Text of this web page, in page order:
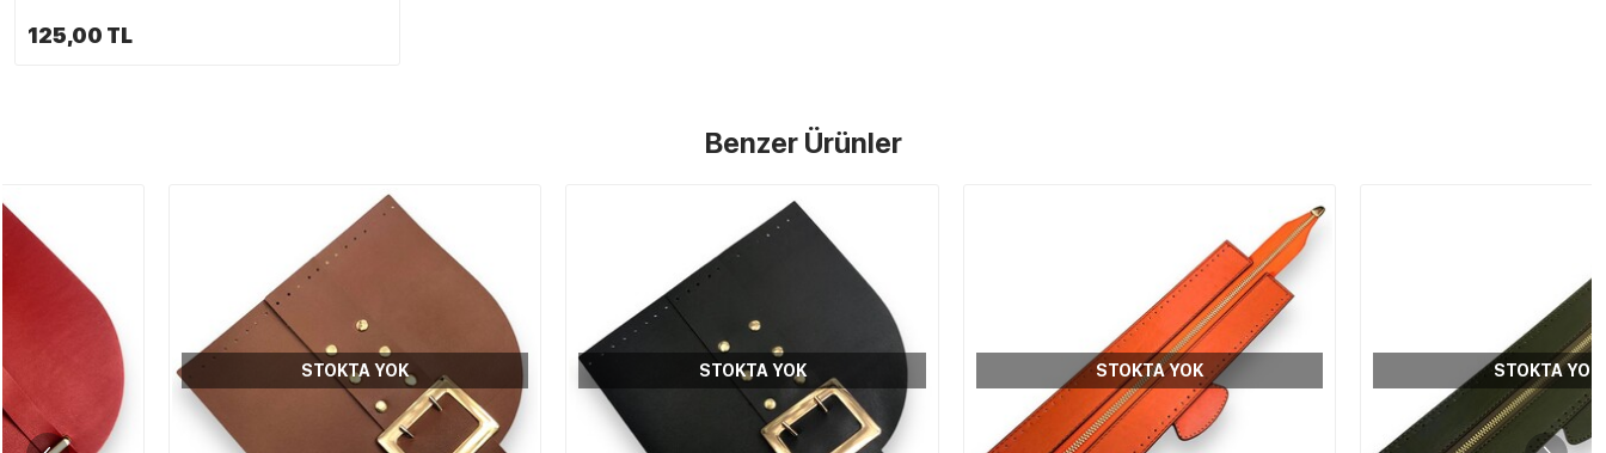
125,00 TL
Benzer Ürünler
STOKTA YOK STOKTA YOK